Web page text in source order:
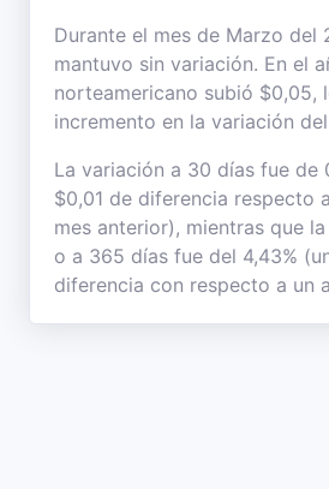
Durante el mes de Marzo del
mantuvo sin variación. En el
norteamericano subió $0,05,
incremento en la variación del
La variación a 30 días fue de
$0,01 de diferencia respecto
mes anterior), mientras que
o a 365 días fue del 4,43%
diferencia con respecto a un